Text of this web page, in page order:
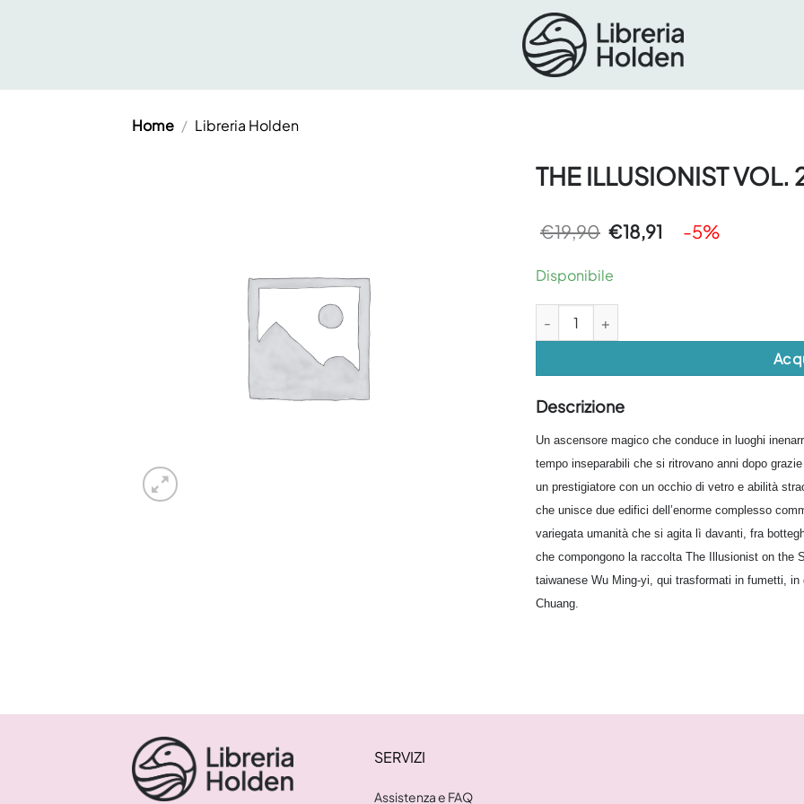
Home / Libreria Holden
THE ILLUSIONIST VOL.
€19,90 Il
prezzo
era:
€19,90.
€18,91
prezzo
-5%
Disponibile
Descrizione
Un ascensore magico che conduce in luoghi
tempo inseparabili che si ritrovano anni dopo
un prestigiatore con un occhio di vetro e abilità
che unisce due edifici dell’enorme complesso
variegata umanità che si agita lì davanti, fra
che compongono la raccolta The Illusionist on the
taiwanese Wu Ming-yi, qui trasformati in fumetti,
Chuang.
SERVIZI
Assistenza e FAQ